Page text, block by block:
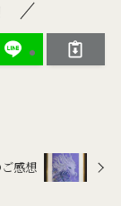
感想